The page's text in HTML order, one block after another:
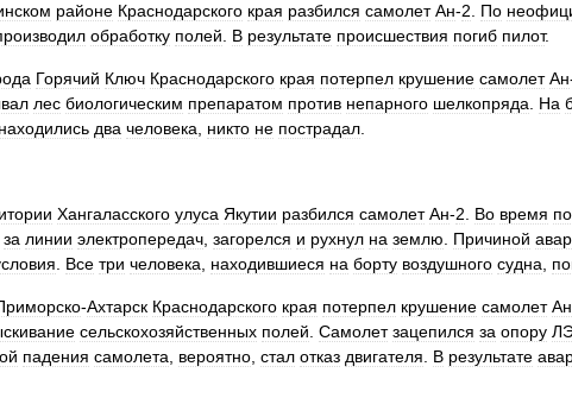
районе Краснодарского края разбился самолет Ан-2 По
обработку полей В результате происшествия погиб пилот.
Горячий Ключ Краснодарского края потерпел крушение самолет Ан
лес биологическим препаратом против непарного шелкопряда На
находились два человека никто не пострадал
Хангаласского улуса Якутии разбился самолет Ан-2 Во время
за линии электропередач загорелся и рухнул на землю Причиной
Все три человека находившиеся на борту воздушного судна
-Ахтарск Краснодарского края потерпел крушение самолет Ан
сельскохозяйственных полей Самолет зацепился за опору
падения самолета вероятно стал отказ двигателя В результате